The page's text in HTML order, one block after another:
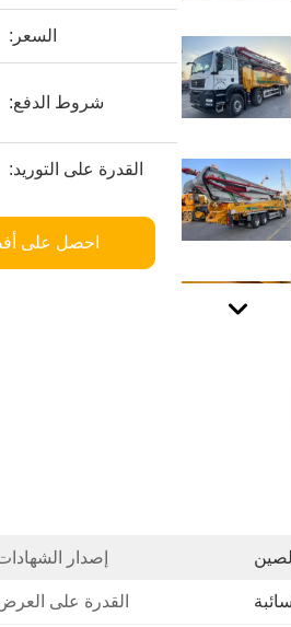
السعر:
شروط الدفع:
القدرة على التوريد:
احصل على
الصين إصدار
القدرة على